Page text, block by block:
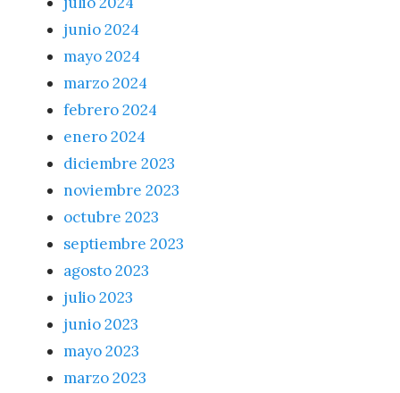
junio 2024
mayo 2024
marzo 2024
febrero 2024
enero 2024
diciembre 2023
noviembre 2023
octubre 2023
septiembre 2023
agosto 2023
julio 2023
junio 2023
mayo 2023
marzo 2023